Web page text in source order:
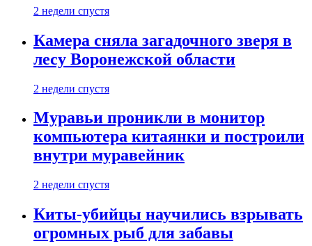
2 недели спустя
Камера сняла загадочного зверя в
лесу Воронежской области
2 недели спустя
Муравьи проникли в монитор
компьютера китаянки и построили
внутри муравейник
2 недели спустя
Киты-убийцы научились взрывать
огромных рыб для забавы